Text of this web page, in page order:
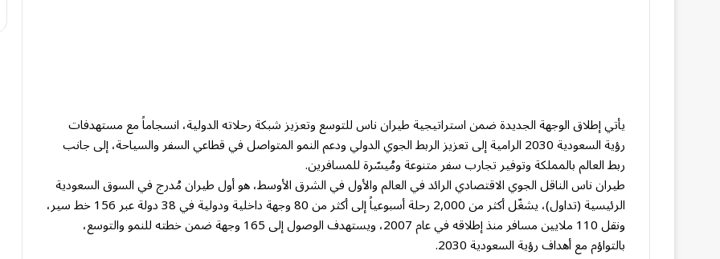
يأتي إطلاق الوجهة الجديدة ضمن استراتيجية طيران ناس للتوسع وتعزيز شبكة رحلاته الدولية، انسجاماً مع مستهدفات
رؤية السعودية 2030 الرامية إلى تعزيز الربط الجوي الدولي ودعم النمو المتواصل في قطاعي السفر والسياحة، إلى جانب
ربط العالم بالمملكة وتوفير تجارب سفر متنوعة ومُيسّرة للمسافرين.
طيران ناس الناقل الجوي الاقتصادي الرائد في العالم والأول في الشرق الأوسط، هو أول طيران مُدرج في السوق السعودية
الرئيسية (تداول)، يشغّل أكثر من 2,000 رحلة أسبوعياً إلى أكثر من 80 وجهة داخلية ودولية في 38 دولة عبر 156 خط سير،
ونقل 110 ملايين مسافر منذ إطلاقه في عام 2007، ويستهدف الوصول إلى 165 وجهة ضمن خطته للنمو والتوسع،
بالتواؤم مع أهداف رؤية السعودية 2030.